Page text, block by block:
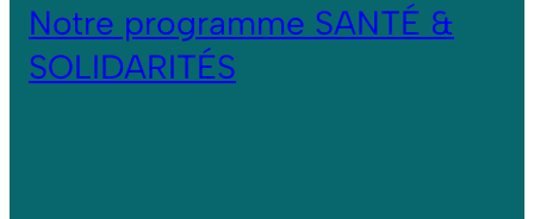
Notre programme SANTÉ &
SOLIDARITÉS